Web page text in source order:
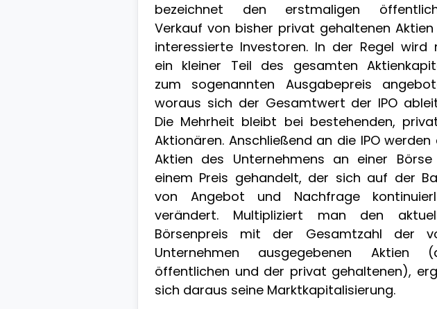
bezeichnet den erstmaligen
Verkauf von bisher privat gehaltenen Aktien
interessierte Investoren. In der Regel wird
ein kleiner Teil des gesamten
zum sogenannten Ausgabepreis
woraus sich der Gesamtwert der IPO
Die Mehrheit bleibt bei bestehenden,
Aktionären. Anschließend an die IPO werden
Aktien des Unternehmens an einer Börse
einem Preis gehandelt, der sich auf der
von Angebot und Nachfrage
verändert. Multipliziert man den
Börsenpreis mit der Gesamtzahl der
Unternehmen ausgegebenen Aktien
öffentlichen und der privat gehaltenen),
sich daraus seine Marktkapitalisierung.